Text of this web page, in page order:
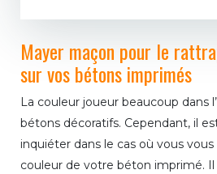
Mayer maçon pour le
sur vos bétons imprimés
La couleur joueur beaucoup dans
bétons décoratifs. Cependant, il
inquiéter dans le cas où vous
couleur de votre béton imprimé.